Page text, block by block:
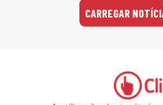
CARREGAR